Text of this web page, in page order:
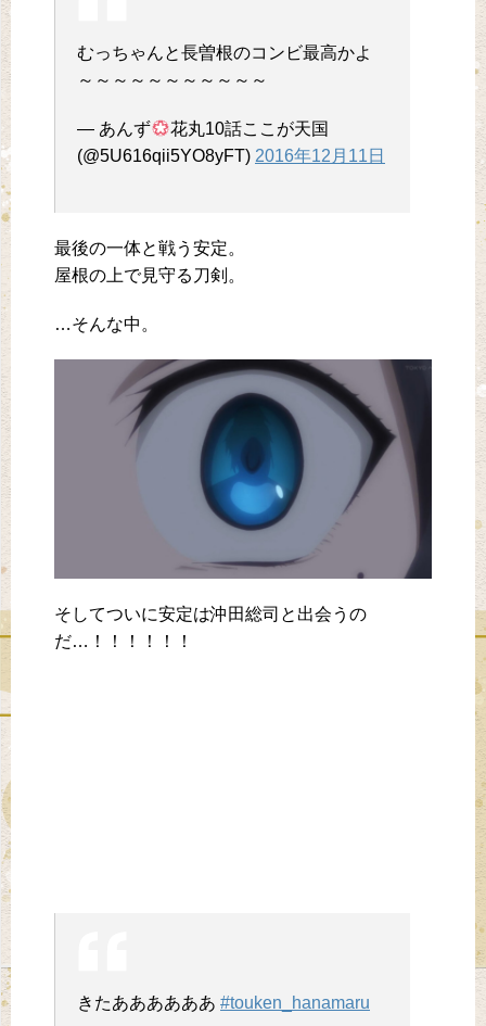
むっちゃんと長曽根のコンビ最高かよ
～～～～～～～～～～～
— あんず
花丸10話ここが天国
(@5U616qii5YO8yFT) 2016年12月11日
最後の一体と戦う安定。
屋根の上で見守る刀剣。
…そんな中。
そしてついに安定は沖田総司と出会うの
だ…！！！！！！
きたああああああ #touken_hanamaru